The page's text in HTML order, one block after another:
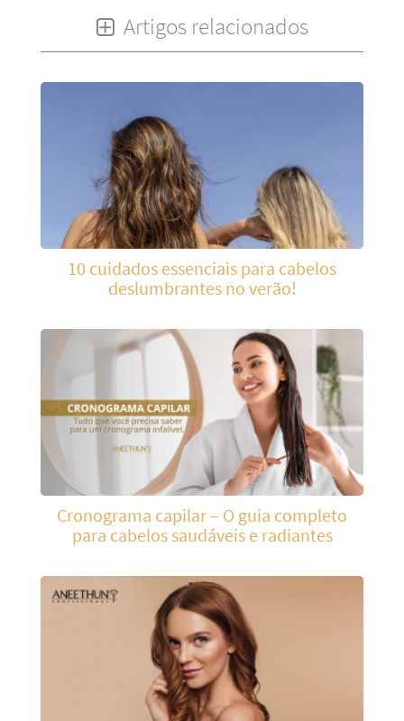
Artigos relacionados
10 cuidados essenciais para cabelos
deslumbrantes no verão!
Cronograma capilar – O guia completo
para cabelos saudáveis e radiantes